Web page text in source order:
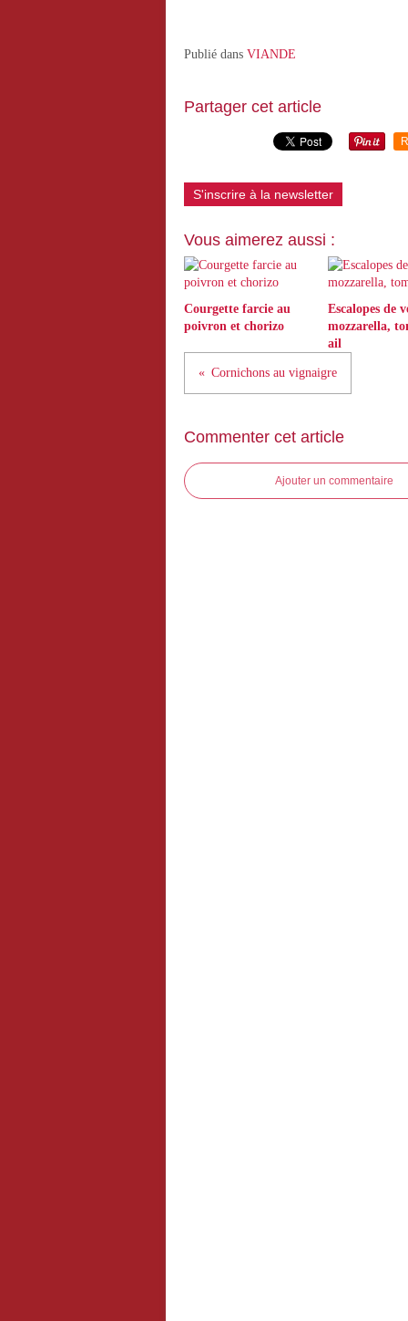
Publié dans VIANDE
Partager cet article
S'inscrire à la newsletter
Vous aimerez aussi :
Courgette farcie au
poivron et chorizo
Escalopes de
mozzarella,
ail
Cornichons au vignaigre
Commenter cet article
Ajouter un commentaire